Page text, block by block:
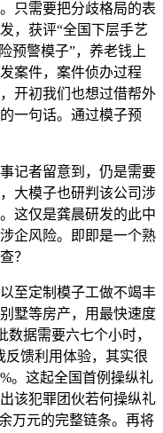
只需要把分歧格局的表
，获评“全国下层手艺
预警模子”，养老钱上
案件，案件侦办过程
开初我们也想过借帮外
一句话。通过模子预
者留意到，仍是需要
大模子也研判该公司涉
这仅是龚晨研发的此中
企风险。即即是一个熟
？
定制模子工做不竭丰
墅等房产，用最快速度
数据需要六七个小时，
反馈利用体验，其实很
。这起全国首例操纵礼
该犯罪团伙若何操纵礼
万元的完整链条。再将